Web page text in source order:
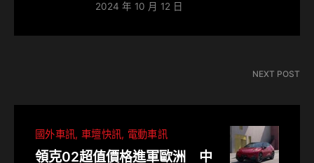
2024 年 10 月 12 日
NEXT POST
國外車訊 車壇快訊 電動車訊
領克02超值價格進軍歐洲 中